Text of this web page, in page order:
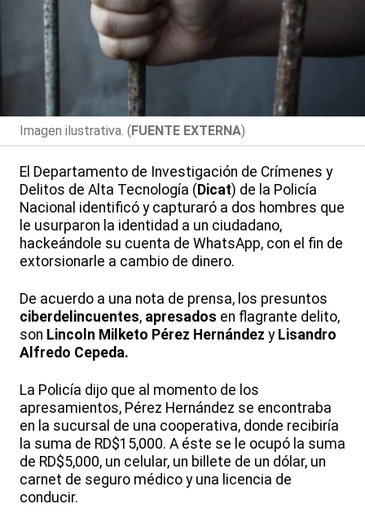
Imagen ilustrativa. (FUENTE EXTERNA)
El Departamento de Investigación de Crímenes y
Delitos de Alta Tecnología ( Dicat) de la Policía
Nacional identificó y capturaró a dos hombres que
le usurparon la identidad a un ciudadano,
hackeándole su cuenta de WhatsApp, con el fin de
extorsionarle a cambio de dinero.
De acuerdo a una nota de prensa, los presuntos
ciberdelincuentes, apresados en flagrante delito,
son Lincoln Milketo Pérez Hernández yLisandro
Alfredo Cepeda.
La Policía dijo que al momento de los
apresamientos, Pérez Hernández se encontraba
en la sucursal de una cooperativa, donde recibiría
la suma de RD$15,000. A éste se le ocupó la suma
de RD$5,000, un celular, un billete de un dólar, un
carnet de seguro médico y una licencia de
conducir.